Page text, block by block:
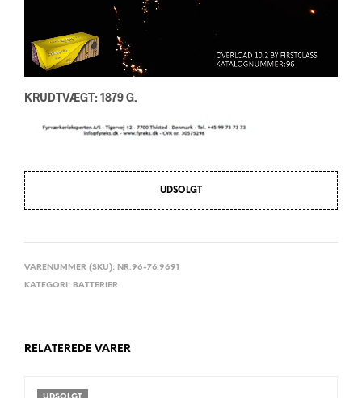
KRUDTVÆGT: 1879 G.
UDSOLGT
VARENUMMER (SKU): NR.96-76.9691
KATEGORI: BATTERIER
RELATEREDE VARER